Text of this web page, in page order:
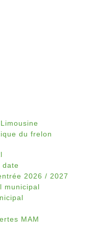
du frelon
date
2026 / 2027
municipal
MAM